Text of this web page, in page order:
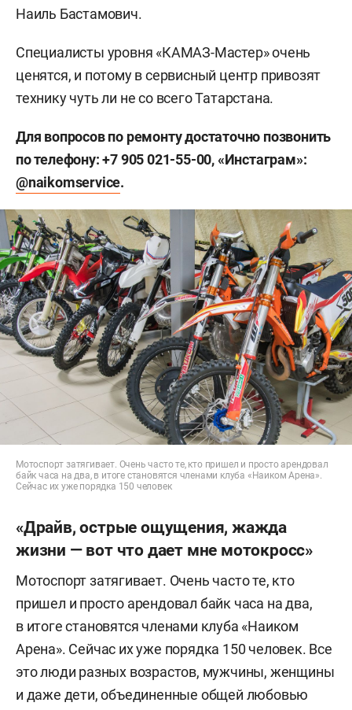
Наиль Бастамович.
Специалисты уровня «КАМАЗ-Мастер» очень
ценятся, и потому в сервисный центр привозят
технику чуть ли не со всего Татарстана.
Для вопросов по ремонту достаточно позвонить
по телефону: +7 905 021-55-00, «Инстаграм»:
@naikomservice.
Мотоспорт затягивает. Очень часто те, кто пришел и просто арендовал
байк часа на два, в итоге становятся членами клуба «Наиком Арена».
Сейчас их уже порядка 150 человек
«Драйв, острые ощущения, жажда
жизни — вот что дает мне мотокросс»
Мотоспорт затягивает. Очень часто те, кто
пришел и просто арендовал байк часа на два,
в итоге становятся членами клуба «Наиком
Арена». Сейчас их уже порядка 150 человек. Все
это люди разных возрастов, мужчины, женщины
и даже дети, объединенные общей любовью